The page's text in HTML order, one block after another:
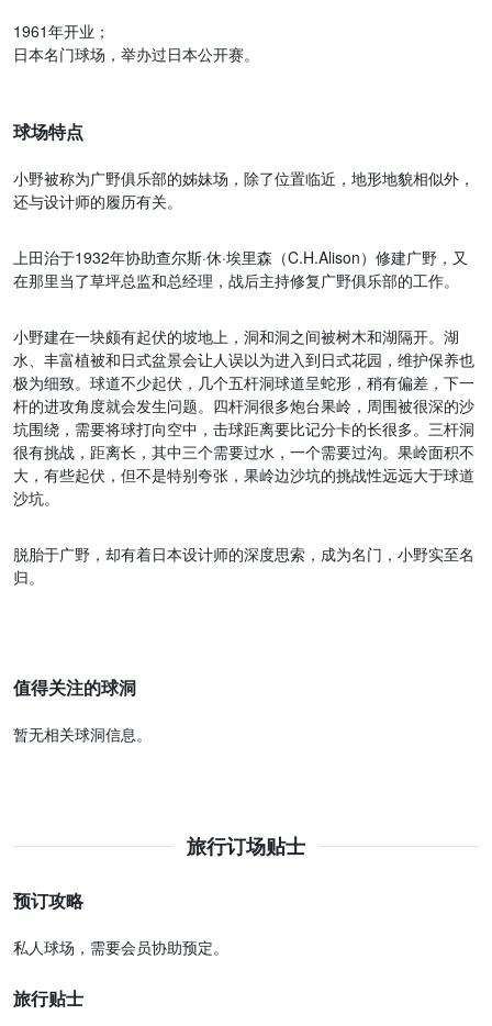
1961年开业；
日本名门球场，举办过日本公开赛。
球场特点
小野被称为广野俱乐部的姊妹场，除了位置临近，地形地貌相似外，
还与设计师的履历有关。
上田治于1932年协助查尔斯·休·埃里森（C.H.Alison）修建广野，又
在那里当了草坪总监和总经理，战后主持修复广野俱乐部的工作。
小野建在一块颇有起伏的坡地上，洞和洞之间被树木和湖隔开。湖
水、丰富植被和日式盆景会让人误以为进入到日式花园，维护保养也
极为细致。球道不少起伏，几个五杆洞球道呈蛇形，稍有偏差，下一
杆的进攻角度就会发生问题。四杆洞很多炮台果岭，周围被很深的沙
坑围绕，需要将球打向空中，击球距离要比记分卡的长很多。三杆洞
很有挑战，距离长，其中三个需要过水，一个需要过沟。果岭面积不
大，有些起伏，但不是特别夸张，果岭边沙坑的挑战性远远大于球道
沙坑。
脱胎于广野，却有着日本设计师的深度思索，成为名门，小野实至名
归。
值得关注的球洞
暂无相关球洞信息。
旅行订场贴士
预订攻略
私人球场，需要会员协助预定。
旅行贴士